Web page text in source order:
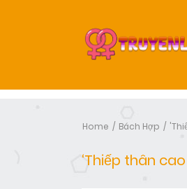
Home Bách Hợp
‘Thiếp thân